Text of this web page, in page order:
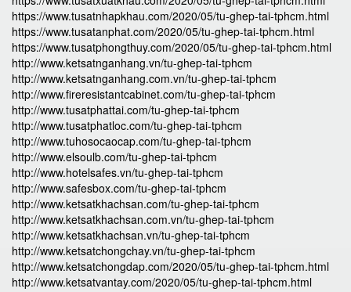
https://www.tusatnhapkhau.com/2020/05/tu-ghep-tai-tphcm.html
https://www.tusatanphat.com/2020/05/tu-ghep-tai-tphcm.html
https://www.tusatphongthuy.com/2020/05/tu-ghep-tai-tphcm.html
http://www.ketsatnganhang.vn/tu-ghep-tai-tphcm
http://www.ketsatnganhang.com.vn/tu-ghep-tai-tphcm
http://www.fireresistantcabinet.com/tu-ghep-tai-tphcm
http://www.tusatphattai.com/tu-ghep-tai-tphcm
http://www.tusatphatloc.com/tu-ghep-tai-tphcm
http://www.tuhosocaocap.com/tu-ghep-tai-tphcm
http://www.elsoulb.com/tu-ghep-tai-tphcm
http://www.hotelsafes.vn/tu-ghep-tai-tphcm
http://www.safesbox.com/tu-ghep-tai-tphcm
http://www.ketsatkhachsan.com/tu-ghep-tai-tphcm
http://www.ketsatkhachsan.com.vn/tu-ghep-tai-tphcm
http://www.ketsatkhachsan.vn/tu-ghep-tai-tphcm
http://www.ketsatchongchay.vn/tu-ghep-tai-tphcm
http://www.ketsatchongdap.com/2020/05/tu-ghep-tai-tphcm.html
http://www.ketsatvantay.com/2020/05/tu-ghep-tai-tphcm.html